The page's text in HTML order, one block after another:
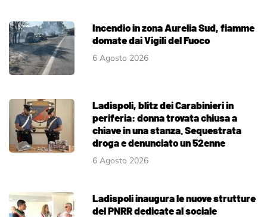
Incendio in zona Aurelia Sud, fiamme
domate dai Vigili del Fuoco
6 Agosto 2026
Ladispoli, blitz dei Carabinieri in
periferia: donna trovata chiusa a
chiave in una stanza. Sequestrata
droga e denunciato un 52enne
6 Agosto 2026
Ladispoli inaugura le nuove strutture
del PNRR dedicate al sociale